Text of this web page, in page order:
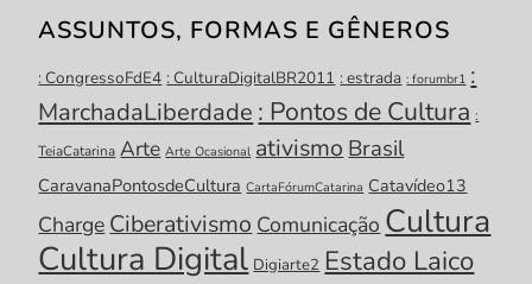
ASSUNTOS, FORMAS E GÊNEROS
: CongressoFdE4 : CulturaDigitalBR2011 : estrada : forumbr1 :
MarchadaLiberdade : Pontos de Cultura :
TeiaCatarina Arte Arte Ocasional ativismo Brasil
CaravanaPontosdeCultura CartaFórumCatarina Catavídeo13
Charge Ciberativismo Comunicação Cultura
Cultura Digital Digiarte2 Estado Laico